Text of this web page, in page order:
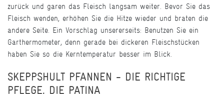
zurück und garen das Fleisch langsam weiter. Bevor Sie das
Fleisch wenden, erhöhen Sie die Hitze wieder und braten die
andere Seite. Ein Vorschlag unsererseits: Benutzen Sie ein
Garthermometer, denn gerade bei dickeren Fleischstücken
haben Sie so die Kerntemperatur besser im Blick.
SKEPPSHULT PFANNEN - DIE RICHTIGE
PFLEGE, DIE PATINA